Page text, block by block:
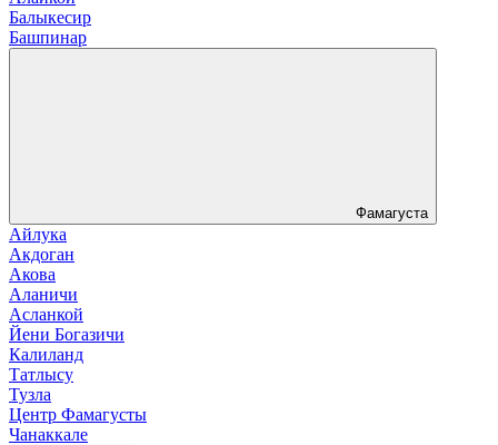
Балыкесир
Башпинар
Фамагуста
Айлука
Акдоган
Акова
Аланичи
Асланкой
Йени Богазичи
Калиланд
Татлысу
Тузла
Центр Фамагусты
Чанаккале